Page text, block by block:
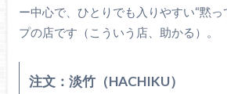
ー中心で、ひとりでも入りやすい“黙っ
プの店です（こういう店、助かる）。
注文：淡竹（HACHIKU）